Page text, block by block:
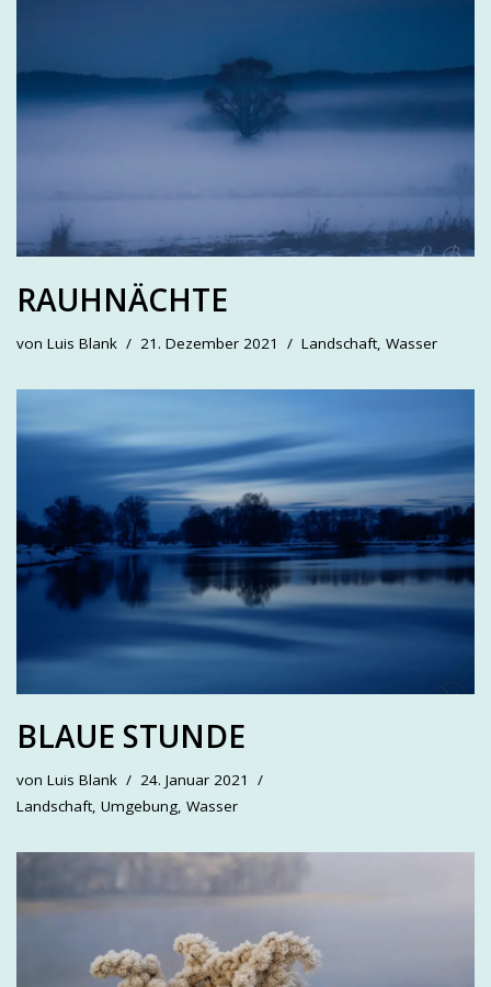
RAUHNÄCHTE
von Luis Blank 21. Dezember 2021 Landschaft Wasser
BLAUE STUNDE
von Luis Blank
24. Januar 2021
Landschaft, Umgebung, Wasser